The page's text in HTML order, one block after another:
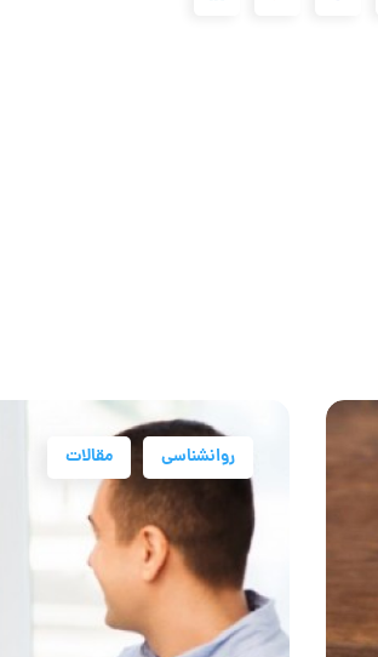
روانشناسی مقالات